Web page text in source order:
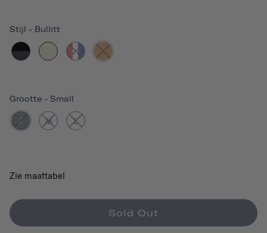
Stijl - Bullitt
Grootte - Small
S M L
Zie maattabel
Sold Out